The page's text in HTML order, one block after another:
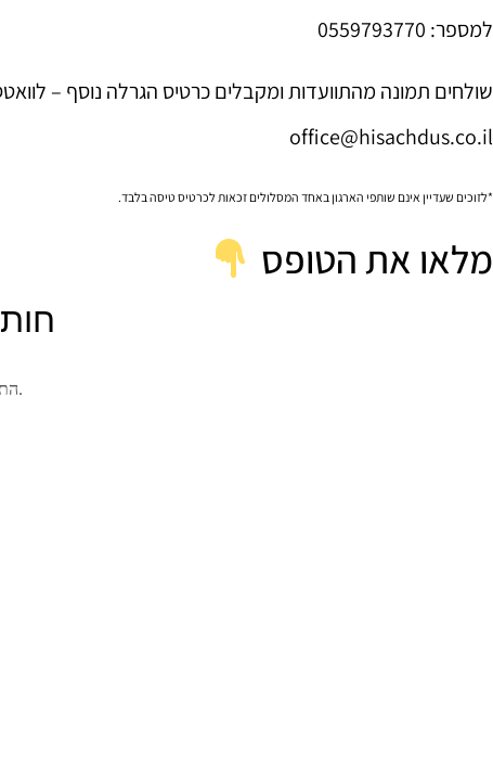
למספר: 0559793770
office@hisachdus.co.il
*לזוכים שעדיין אינם שותפי הארגון באחד המסלולים זכאות לכרטיס טיסה בלבד.
מלאו את הטופס
החיות שהתאחדות
החיים